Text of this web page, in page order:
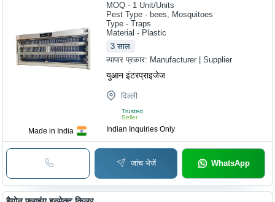
Made in India
MOQ - 1 Unit/Units
Pest Type - bees, Mosquitoes
Type - Traps
Material - Plastic
3 साल
व्यापार प्रकार: Manufacturer | Supplier
युआन इंटरप्राइजेज
दिल्ली
Trusted
Seller
Indian Inquiries Only
जांच भेजें WhatsApp